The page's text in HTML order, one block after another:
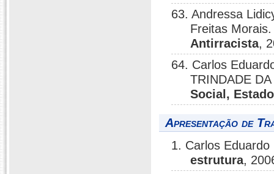
63. Andressa
Freitas
Antirracista,
64. Carlos
TRINDADE
Social,
Apresentação de
1. Carlos
estrutura,